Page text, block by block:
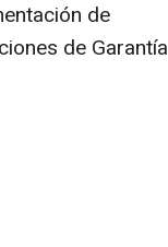
de
de Garantía